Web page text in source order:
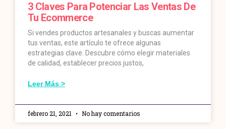
3 Claves Para Potenciar Las Ventas De
Tu Ecommerce
Si vendes productos artesanales y buscas aumentar
tus ventas, este artículo te ofrece algunas
estrategias clave. Descubre cómo elegir materiales
de calidad, establecer precios justos,
Leer Más >
febrero 21, 2021 No hay comentarios